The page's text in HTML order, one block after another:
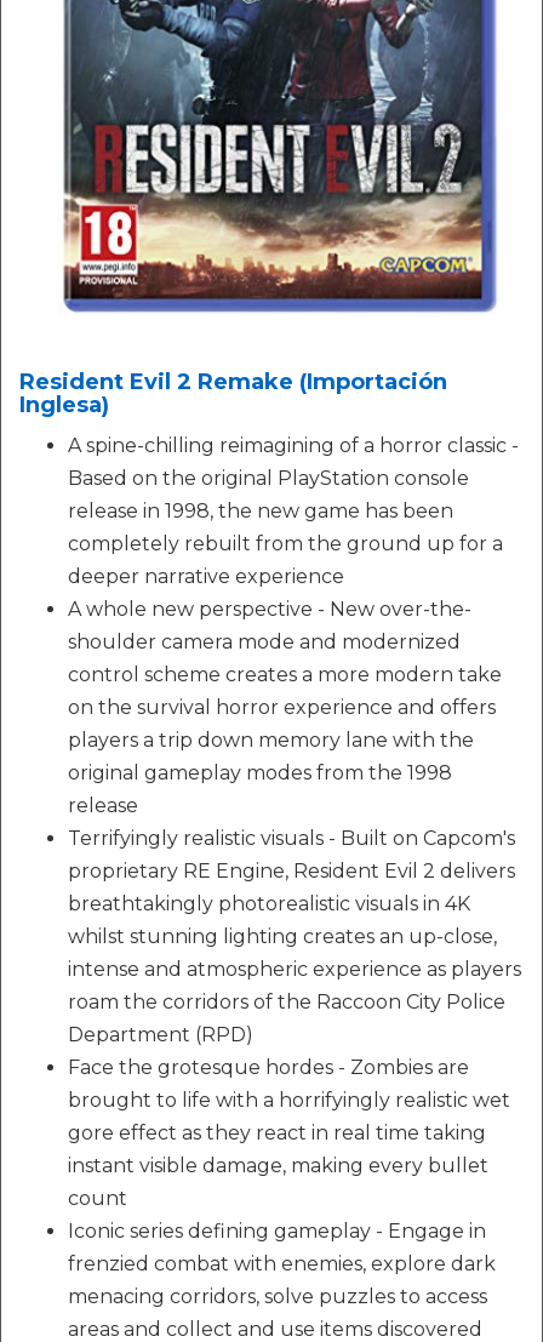
Resident Evil 2 Remake (Importación
Inglesa)
A spine-chilling reimagining of a horror classic -
Based on the original PlayStation console
release in 1998, the new game has been
completely rebuilt from the ground up for a
deeper narrative experience
A whole new perspective - New over-the-
shoulder camera mode and modernized
control scheme creates a more modern take
on the survival horror experience and offers
players a trip down memory lane with the
original gameplay modes from the 1998
release
Terrifyingly realistic visuals - Built on Capcom's
proprietary RE Engine, Resident Evil 2 delivers
breathtakingly photorealistic visuals in 4K
whilst stunning lighting creates an up-close,
intense and atmospheric experience as players
roam the corridors of the Raccoon City Police
Department (RPD)
Face the grotesque hordes - Zombies are
brought to life with a horrifyingly realistic wet
gore effect as they react in real time taking
instant visible damage, making every bullet
count
Iconic series defining gameplay - Engage in
frenzied combat with enemies, explore dark
menacing corridors, solve puzzles to access
areas and collect and use items discovered